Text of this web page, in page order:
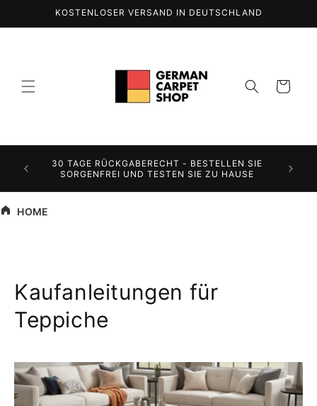
Inhalt
KOSTENLOSER VERSAND IN DEUTSCHLAND
Warenkorb
30 TAGE RÜCKGABERECHT - BESTELLEN SIE
SORGENFREI UND TESTEN SIE ZU HAUSE
HOME
Kaufanleitungen für
Teppiche